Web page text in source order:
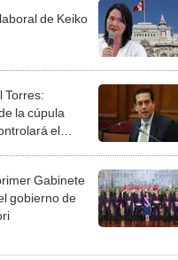
de Keiko
Torres:
la cúpula
el
Gabinete
gobierno de